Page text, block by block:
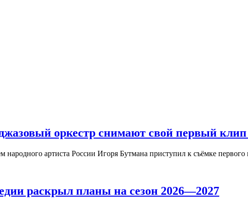
оркестр снимают свой первый клип
народного артиста России Игоря Бутмана приступил к съёмке
раскрыл планы на сезон 2026—2027